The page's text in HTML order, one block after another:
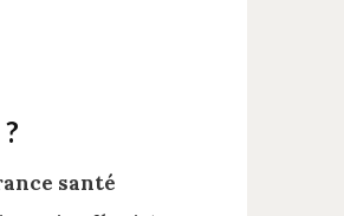
santé